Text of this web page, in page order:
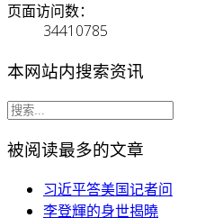
页面访问数：
34410785
本网站内搜索资讯
被阅读最多的文章
习近平答美国记者问
李登輝的身世揭曉